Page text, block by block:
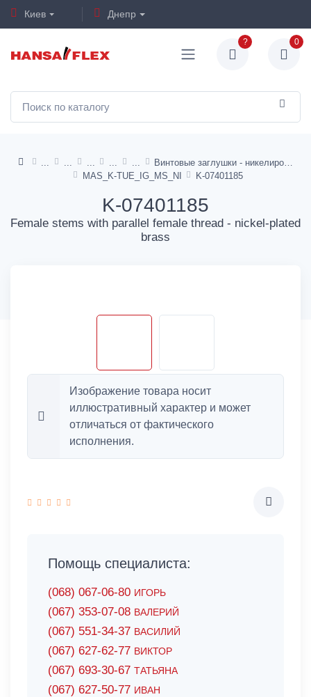
Киев Днепр
? 0
MAS_K-TUE_IG_MS_NI
K-07401185
K-07401185
Female stems with parallel female thread - nickel-plated
brass
Изображение товара носит
иллюстративный характер и может
отличаться от фактического
исполнения.
Помощь специалиста:
(068) 067-06-80 ИГОРЬ
(067) 353-07-08 ВАЛЕРИЙ
(067) 551-34-37 ВАСИЛИЙ
(067) 627-62-77 ВИКТОР
(067) 693-30-67 ТАТЬЯНА
(067) 627-50-77 ИВАН